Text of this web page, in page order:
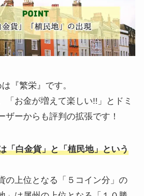
『繁栄』です。
「お金が増えて楽しい!!」とドミ
ザーからも評判の拡張です！
「白金貨」と「植民地」という
の上位となる「５コイン分」の